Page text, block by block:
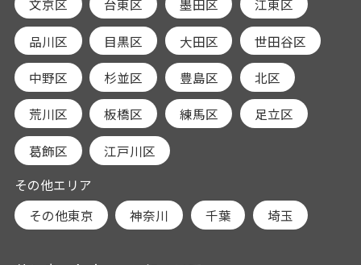
文京区
台東区 墨田区 江東区
品川区 目黒区 大田区 世田谷区
中野区 杉並区 豊島区 北区
荒川区 板橋区 練馬区 足立区
葛飾区
江戸川区
その他エリア
その他東京
神奈川 千葉 埼玉